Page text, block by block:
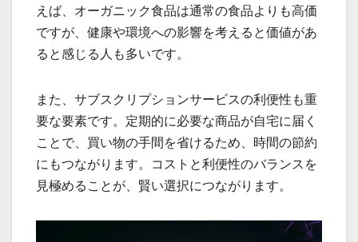
えば、オーガニック食品は通常の食品よりも高価
ですが、健康や環境への影響を考えると価値があ
ると感じる人も多いです。
また、サブスクリプションサービスの利便性も重
要な要素です。定期的に必要な商品が自宅に届く
ことで、買い物の手間を省けるため、時間の節約
にもつながります。コストと利便性のバランスを
見極めることが、賢い選択につながります。